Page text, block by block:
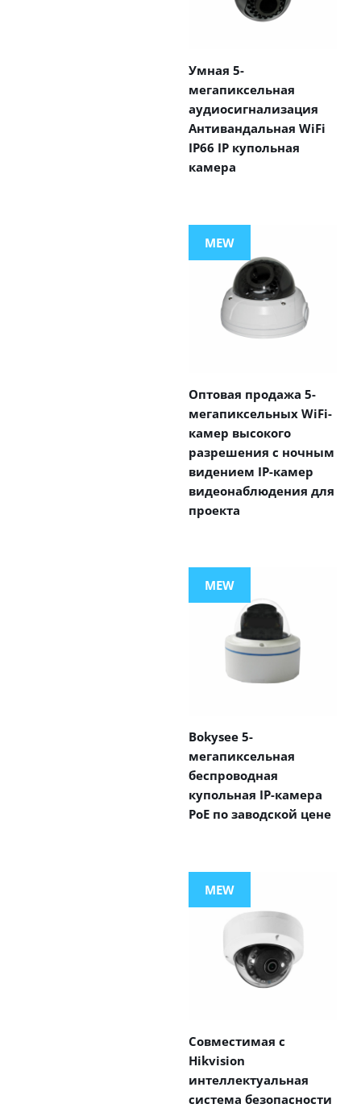
Умная 5-
мегапиксельная
аудиосигнализация
Антивандальная WiFi
IP66 IP купольная
камера
MEW
Оптовая продажа 5-
мегапиксельных WiFi-
камер высокого
разрешения с ночным
видением IP-камер
видеонаблюдения для
проекта
MEW
Bokysee 5-
мегапиксельная
беспроводная
купольная IP-камера
PoE по заводской цене
MEW
Совместимая с
Hikvision
интеллектуальная
система безопасности